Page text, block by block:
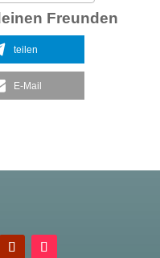
Freunden
teilen
E-Mail